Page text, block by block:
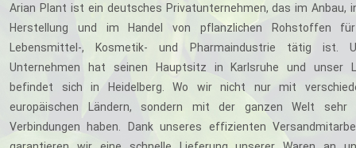
Arian Plant ist ein deutsches Privatunternehmen, das im Anbau,
Herstellung und im Handel von pflanzlichen Rohstoffen
Lebensmittel-, Kosmetik- und Pharmaindustrie tätig ist.
Unternehmen hat seinen Hauptsitz in Karlsruhe und unser
befindet sich in Heidelberg. Wo wir nicht nur mit
europäischen Ländern, sondern mit der ganzen Welt sehr
Verbindungen haben. Dank unseres effizienten